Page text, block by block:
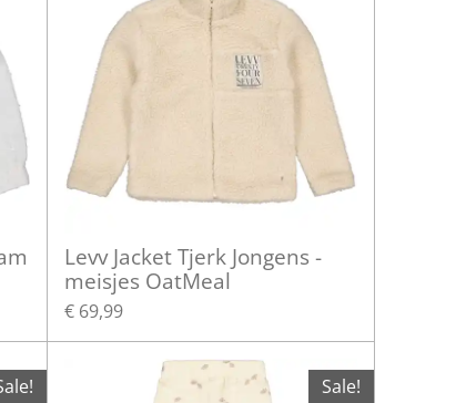
Levv Jacket Tjerk Jongens -
meisjes OatMeal
€ 69,99
Sale!